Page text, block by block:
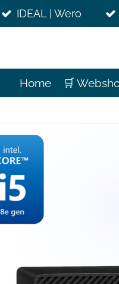
IDEAL | Wero
Home 🛒